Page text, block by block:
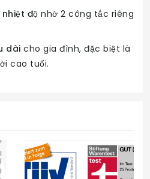
độ nhờ 2 công tắc riêng
dài cho gia đình, đặc biệt là
cao tuổi.